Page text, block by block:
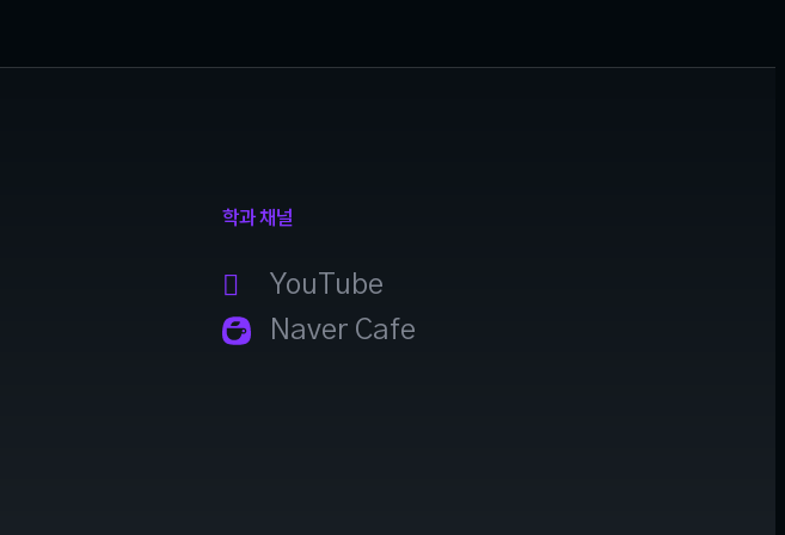
학과 채널
YouTube
Naver Cafe